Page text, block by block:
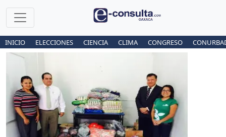
INICIO ELECCIONES CIENCIA CLIMA CONGRESO